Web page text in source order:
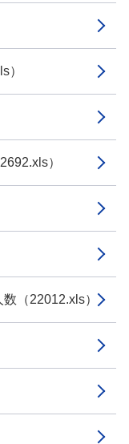
）
）
（22012.xls）